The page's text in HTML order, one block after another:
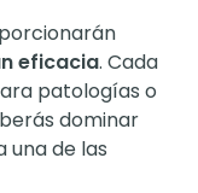
eficacia. Cada
patologías o
dominar
una de las